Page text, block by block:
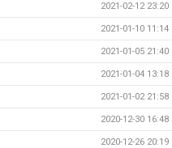
2021-02-12 23:20
2021-01-10 11:14
2021-01-05 21:40
2021-01-04 13:18
2021-01-02 21:58
2020-12-30 16:48
2020-12-26 20:19